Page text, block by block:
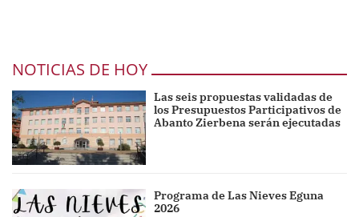
NOTICIAS DE HOY
Las seis propuestas validadas de
los Presupuestos Participativos de
Abanto Zierbena serán ejecutadas
Programa de Las Nieves Eguna
2026